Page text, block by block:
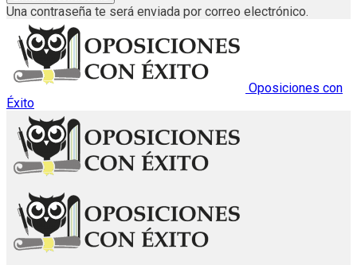
Una contraseña te será enviada por correo electrónico.
Oposiciones con
Éxito